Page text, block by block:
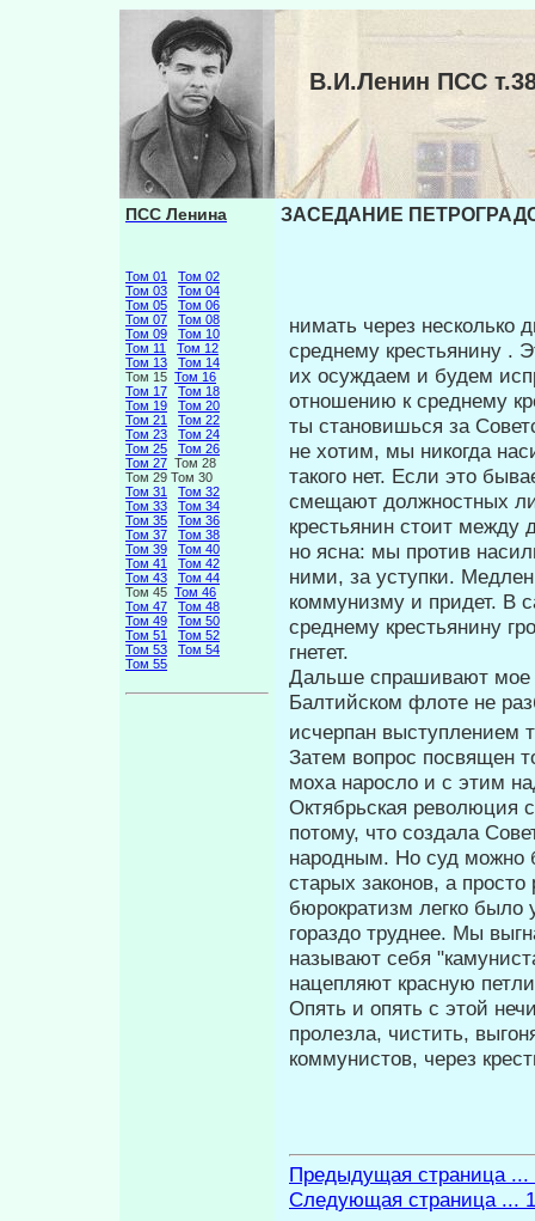
В.И.Ленин ПСС
ПСС Ленина
Том 01
Том 02
Том 03
Том 04
Том 05
Том 06
Том 07
Том 08
Том 09
Том 10
Том 11
Том 12
Том 13
Том 14
Том 15 Том 16
Том 17
Том 18
Том 19
Том 20
Том 21
Том 22
Том 23
Том 24
Том 25
Том 26
Том 27 Том 28
Том 29 Том 30
Том 31
Том 32
Том 33
Том 34
Том 35
Том 36
Том 37
Том 38
Том 39
Том 40
Том 41
Том 42
Том 43
Том 44
Том 45 Том 46
Том 47
Том 48
Том 49
Том 50
Том 51
Том 52
Том 53
Том 54
Том 55
ЗАСЕДАНИЕ
нимать через несколько
среднему крестьянину .
их осуждаем и будем
отношению к среднему
ты становишься за
не хотим, мы никогда
такого нет. Если это
смещают должностных
крестьянин стоит
но ясна: мы против
ними, за уступки.
коммунизму и придет. В
среднему крестьянину
гнетет.
Дальше спрашивают мое
Балтийском флоте не
исчерпан выступлением
Затем вопрос посвящен
моха наросло и с этим
Октябрьская ре­волюция
потому, что создала
народным. Но суд можно
старых законов, а
бюрократизм легко было
гораздо труднее. Мы
называют себя
нацепляют крас­ную
Опять и опять с этой
пролезла, чистить,
коммунистов, через
Предыдущая страница ...
Следующая страница ...